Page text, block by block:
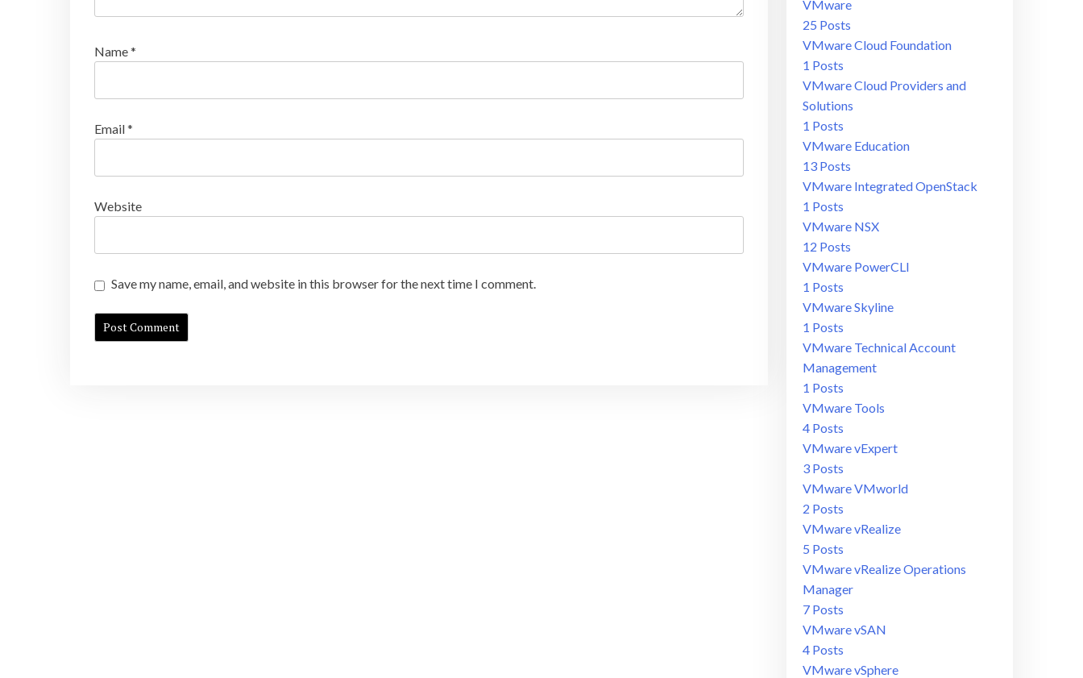
Name*
Email*
Website
Save my name, email, and website in this browser for the next time I comment.
VMware
25 Posts
VMware Cloud Foundation
1 Posts
VMware Cloud Providers and
Solutions
1 Posts
VMware Education
13 Posts
VMware Integrated OpenStack
1 Posts
VMware NSX
12 Posts
VMware PowerCLI
1 Posts
VMware Skyline
1 Posts
VMware Technical Account
Management
1 Posts
VMware Tools
4 Posts
VMware vExpert
3 Posts
VMware VMworld
2 Posts
VMware vRealize
5 Posts
VMware vRealize Operations
Manager
7 Posts
VMware vSAN
4 Posts
VMware vSphere